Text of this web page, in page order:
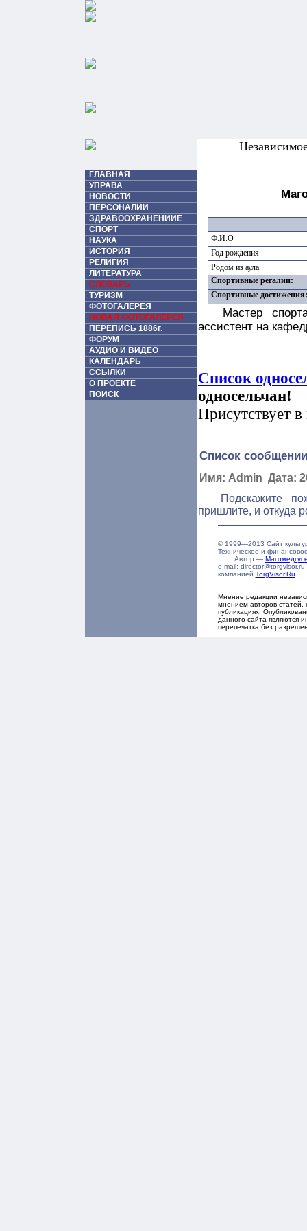
ГЛАВНАЯ
УПРАВА
НОВОСТИ
ПЕРСОНАЛИИ
ЗДРАВООХРАНЕНИИЕ
СПОРТ
НАУКА
ИСТОРИЯ
РЕЛИГИЯ
ЛИТЕРАТУРА
СЛОВАРЬ
ТУРИЗМ
ФОТОГАЛЕРЕЯ
НОВАЯ ФОТОГАЛЕРЕЯ
ПЕРЕПИСЬ 1886г.
ФОРУМ
АУДИО И ВИДЕО
КАЛЕНДАРЬ
ССЫЛКИ
О ПРОЕКТЕ
ПОИСК
Ф.И.О
Год рождения
Родом из аула
Спортивные регалии:
Спортивные достижения:
Мастер
ассистент на
Список
односельчан!
Присутствует
Список
Имя: Admin Дата:
Подскажите
пришлите, и откуда
© 1999—2013 Сайт
Техническое и
Автор —
e-mail:
компанией TorgVisor.Ru
Мнение редакции
мнением авторов статей,
публикациях.
данного сайта являются
перепечатка без